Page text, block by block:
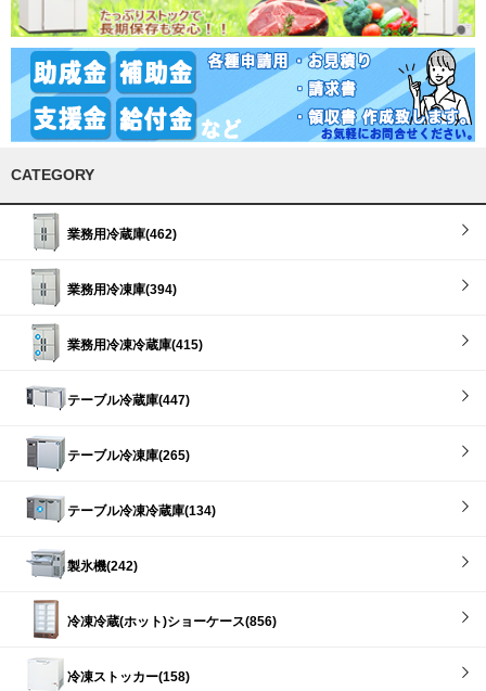
CATEGORY
業務用冷蔵庫(462)
業務用冷凍庫(394)
業務用冷凍冷蔵庫(415)
テーブル冷蔵庫(447)
テーブル冷凍庫(265)
テーブル冷凍冷蔵庫(134)
製氷機(242)
冷凍冷蔵(ホット)ショーケース(856)
冷凍ストッカー(158)